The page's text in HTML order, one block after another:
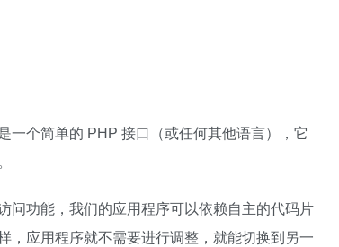
一个简单的 PHP 接口（或任何其他语言），它
问功能，我们的应用程序可以依赖自主的代码片
，应用程序就不需要进行调整，就能切换到另一